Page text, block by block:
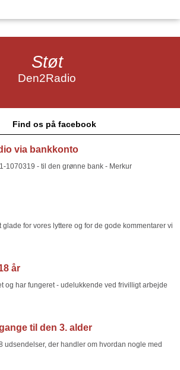
Støt
Den2Radio
Find os på facebook
via bankkonto
1070319 - til den grønne bank - Merkur
for vores lyttere og for de gode kommentarer vi
år
og har fungeret - udelukkende ved frivilligt arbejde
til den 3. alder
udsendelser, der handler om hvordan nogle med